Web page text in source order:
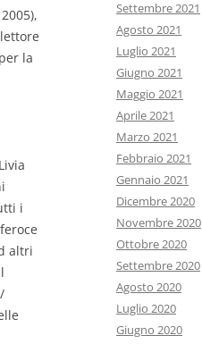
la
i
altri
Settembre 2021
Agosto 2021
Luglio 2021
Giugno 2021
Maggio 2021
Aprile 2021
Marzo 2021
Febbraio 2021
Gennaio 2021
Dicembre 2020
Novembre 2020
Ottobre 2020
Settembre 2020
Agosto 2020
Luglio 2020
Giugno 2020